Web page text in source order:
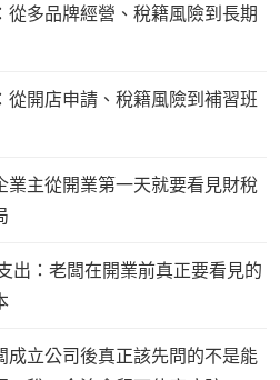
多品牌經營、稅籍風險到長期
開店申請、稅籍風險到補習班
主從開業第一天就要看見財稅
出：老闆在開業前真正要看見的
立公司後真正該先問的不是能